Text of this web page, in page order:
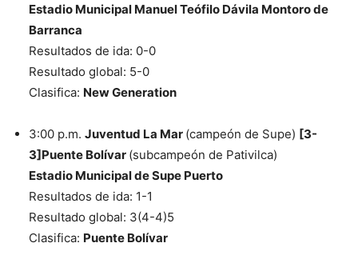
Estadio Municipal Manuel Teófilo Dávila Montoro de
Barranca
Resultados de ida: 0-0
Resultado global: 5-0
Clasifica: New Generation
3:00 p.m. Juventud La Mar (campeón de Supe) [3-
3]Puente Bolívar (subcampeón de Pativilca)
Estadio Municipal de Supe Puerto
Resultados de ida: 1-1
Resultado global: 3(4-4)5
Clasifica: Puente Bolívar